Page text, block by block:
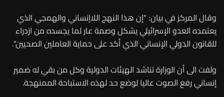
وقال المركز في بيان: "إن هذا النهج اللاإنساني والهمجي الذي
يعتمده العدو الإسرائيلي يشكل وصمة عار لما يجسده من ازدراء
للقانون الدولي الإنساني الذي أكد على حماية العاملين الصحيين".
ولفت الى أن الوزارة تناشد الهيئات الدولية وكل من بقي له ضمير
إنساني رفع الصوت عاليا لوضع حد لهذه الاستباحة الممنهجة.